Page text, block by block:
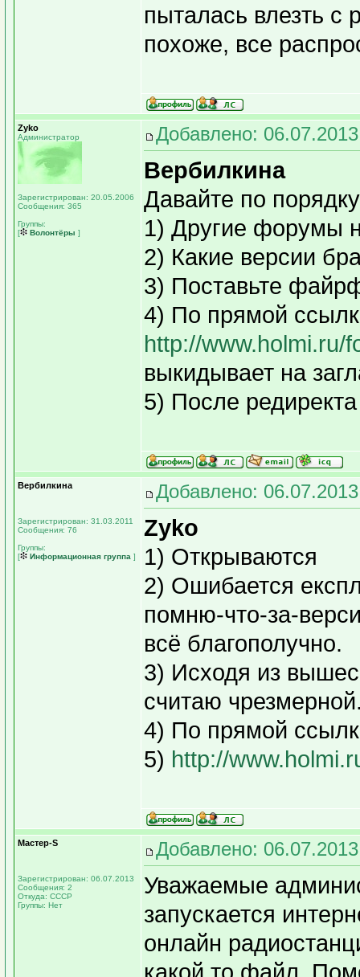
пыталась влезть с
похоже, все
Zyko
Администратор
Зарегистрирован: 20.05.2006
Сообщения: 365
Группы:
[
Волонтёры ]
Добавлено:
Вербилкина
Давайте по
1) Другие форумы
2) Какие версии
3) Поставьте
4) По прямой
http://www.holmi.ru/
выкидывает на
5) После
Вербилкина
Зарегистрирован: 31.03.2011
Сообщения: 76
Группы:
[
Информационная группа ]
Добавлено:
Zyko
1) Открываются
2) Ошибается
помню-что-за-
всё благополучно.
3) Исходя из
считаю
4) По прямой
5) http://
Мастер-S
Зарегистрирован: 06.07.2013
Сообщения: 2
Откуда: СССР
Группы: Нет
Добавлено:
Уважаемые
запускается
онлайн